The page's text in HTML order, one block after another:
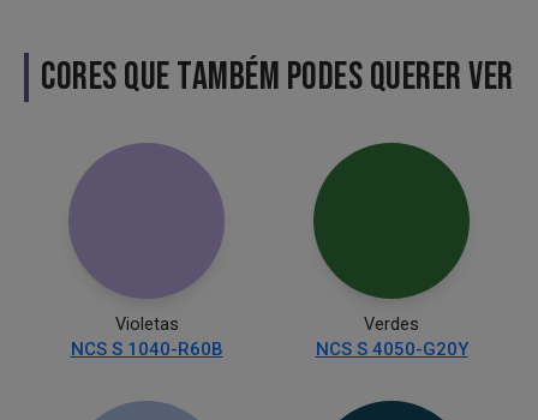
CORES QUE TAMBÉM PODES QUERER VER
Violetas
NCS S 1040-R60B
Verdes
NCS S 4050-G20Y